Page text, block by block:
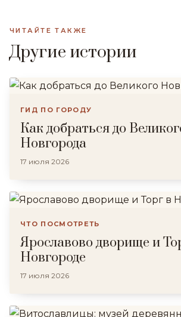
ЧИТАЙТЕ ТАКЖЕ
Другие истории
ГИД ПО ГОРОДУ
Как добраться до
Новгорода
17 июля 2026
ЧТО ПОСМОТРЕТЬ
Ярославово дворище и
Новгороде
17 июля 2026